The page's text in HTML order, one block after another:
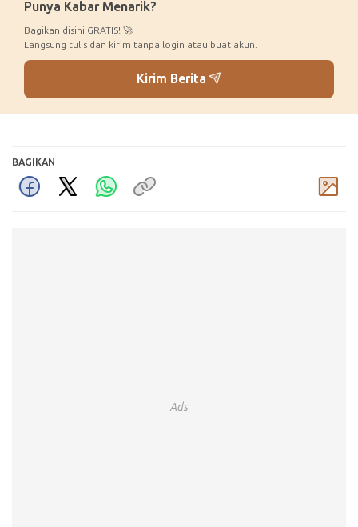
Punya Kabar Menarik?
Bagikan disini GRATIS! 🚀
Langsung tulis dan kirim tanpa login atau buat akun.
Kirim Berita
BAGIKAN
Ads